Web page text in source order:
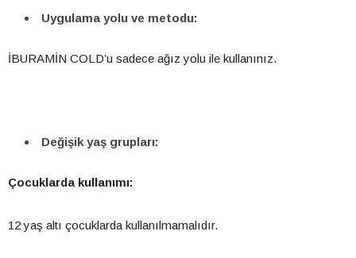
Uygulama yolu ve metodu:
İBURAMİN COLD’u sadece ağız yolu ile kullanınız.
Değişik yaş grupları:
Çocuklarda kullanımı:
12 yaş altı çocuklarda kullanılmamalıdır.